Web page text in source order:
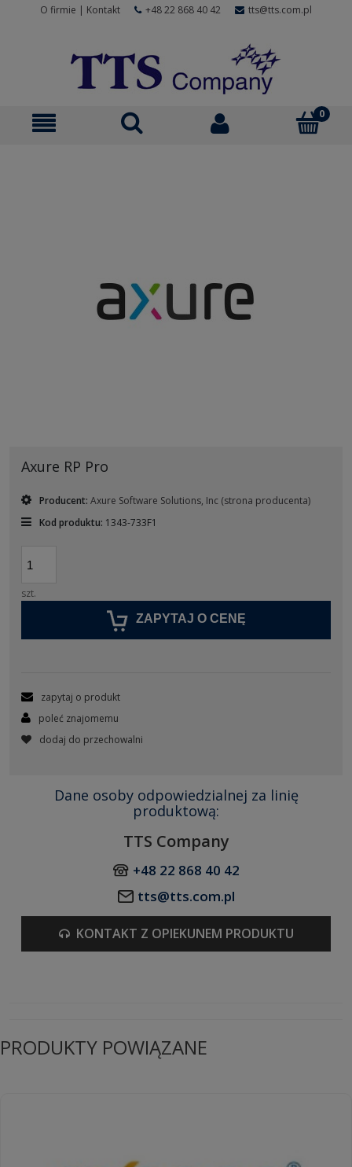
O firmie | Kontakt +48 22 868 40 42 tts@tts.com.pl
Axure RP Pro
Producent: Axure Software Solutions, Inc (strona producenta)
Kod produktu: 1343-733F1
szt.
ZAPYTAJ O CENĘ
zapytaj o produkt
poleć znajomemu
dodaj do przechowalni
Dane osoby odpowiedzialnej za linię
produktową:
TTS Company
+48 22 868 40 42
tts@tts.com.pl
KONTAKT Z OPIEKUNEM PRODUKTU
PRODUKTY POWIĄZANE